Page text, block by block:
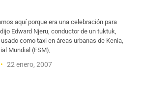
aquí porque era una celebración para
Edward Njeru, conductor de un tuktuk,
como taxi en áreas urbanas de Kenia,
Mundial (FSM),
22 enero, 2007